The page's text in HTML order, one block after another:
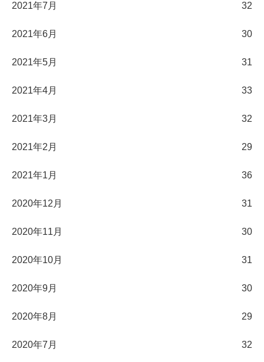
2021年7月 32
2021年6月 30
2021年5月 31
2021年4月 33
2021年3月 32
2021年2月 29
2021年1月 36
2020年12月 31
2020年11月 30
2020年10月 31
2020年9月 30
2020年8月 29
2020年7月 32